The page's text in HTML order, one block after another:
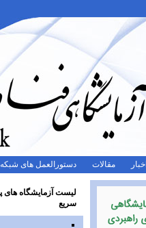
اخبار مقالات دستورالعمل های شبکه
سریع